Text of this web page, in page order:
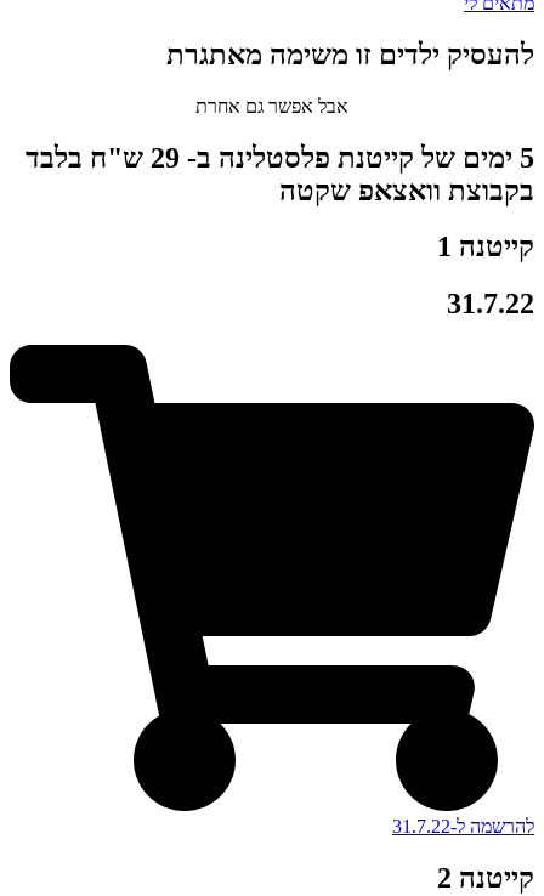
להעסיק ילדים זו משימה מאתגרת
אבל אפשר גם אחרת
5 ימים של קייטנת פלסטלינה ב-
29 ש"ח בלבד
בקבוצת וואצאפ שקטה
קייטנה 1
31.7.22
להרשמה ל-31.7.22
קייטנה 2